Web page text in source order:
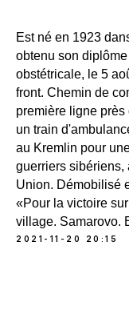
Est né en 1923
obtenu son
obstétricale, le 5
front. Chemin de
première ligne
un train
au Kremlin pour
guerriers sibériens,
Union. Démobilisé
«Pour la victoire
village. Samarovo.
2021-11-20 20:15